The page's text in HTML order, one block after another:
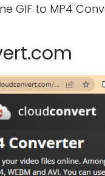
GIF to MP4